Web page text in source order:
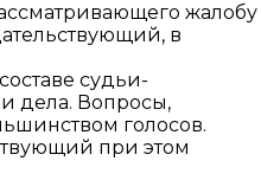
жалобу
в
судьи-
дела. Вопросы,
голосов.
при этом